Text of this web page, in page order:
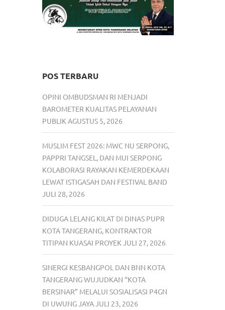
POS TERBARU
OPINI OMBUDSMAN RI MENJADI
BAROMETER KUALITAS PELAYANAN
PUBLIK AGUSTUS 5, 2026
MUSLIM FEST 2026: MWC NU SERPONG,
PAPPRI TANGSEL, DAN MUI SERPONG
KOLABORASI RAYAKAN KEMERDEKAAN
LEWAT ISTIGASAH DAN FESTIVAL BAND
JULI 28, 2026
DIDUGA LELANG KILAT DI DINAS PUPR
KOTA TANGERANG, KONTRAKTOR
TITIPAN KUASAI PROYEK JULI 27, 2026
SINERGI KESBANGPOL DAN BNN KOTA
TANGERANG WUJUDKAN “KOTA
BERSINAR” MELALUI SOSIALISASI P4GN
DI UWUNG JAYAJULI 23, 2026